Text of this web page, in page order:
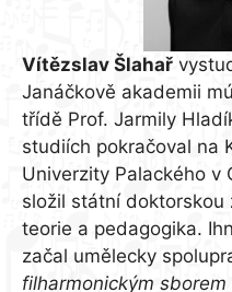
Vítězslav Šlahař
Janáčkově akademii
třídě Prof. Jarmily
studiích pokračoval na
Univerzity Palackého v
složil státní
teorie a pedagogika.
začal umělecky
filharmonickým sborem